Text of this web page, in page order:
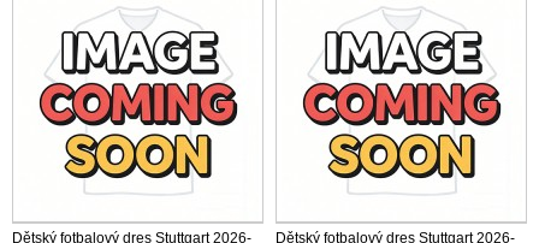
Dětský fotbalový dres Stuttgart 2026-
Dětský fotbalový dres Stuttgart 2026-